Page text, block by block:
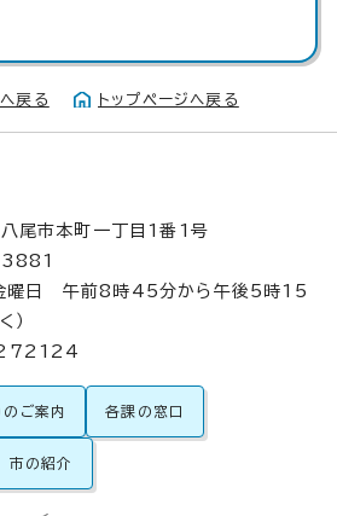
戻る トップページへ戻る
市本町一丁目1番1号
金曜日 午前8時45分から午後5時15
）
のご案内 各課の窓口
市の紹介